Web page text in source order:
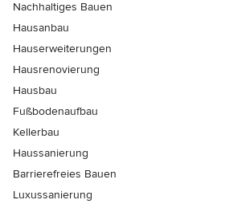
Nachhaltiges Bauen
Hausanbau
Hauserweiterungen
Hausrenovierung
Hausbau
Fußbodenaufbau
Kellerbau
Haussanierung
Barrierefreies Bauen
Luxussanierung